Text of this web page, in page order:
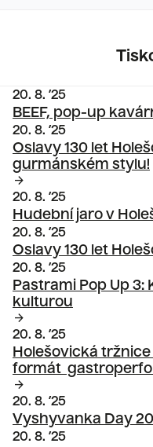
20. 8. ’25
BEEF, pop-up
20. 8. ’25
Oslavy 130 let
gurmánském stylu!
arrow_forward
20. 8. ’25
Hudební jaro v
20. 8. ’25
Oslavy 130 let
20. 8. ’25
Pastrami Pop Up 3:
kulturou
arrow_forward
20. 8. ’25
Holešovická
formát
arrow_forward
20. 8. ’25
Vyshyvanka Day
20. 8. ’25